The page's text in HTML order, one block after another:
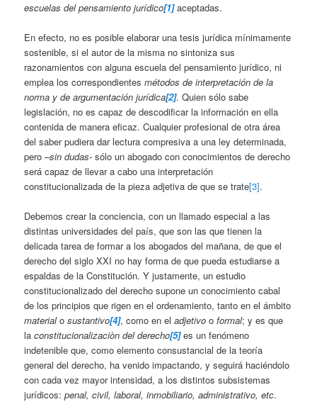
escuelas del pensamiento jurídico[1]aceptadas.
En efecto, no es posible elaborar una tesis jurídica mínimamente
sostenible, si el autor de la misma no sintoniza sus
razonamientos con alguna escuela del pensamiento jurídico, ni
emplea los correspondientesmétodos de interpretación de la
norma y de argumentación jurídica[2]. Quien sólo sabe
legislación, no es capaz de descodificar la información en ella
contenida de manera eficaz. Cualquier profesional de otra área
del saber pudiera dar lectura compresiva a una ley determinada,
pero–sin dudas- sólo un abogado con conocimientos de derecho
será capaz de llevar a cabo una interpretación
constitucionalizada de la pieza adjetiva de que se trate[3].
Debemos crear la conciencia, con un llamado especial a las
distintas universidades del país, que son las que tienen la
delicada tarea de formar a los abogados del mañana, de que el
derecho del siglo XXI no hay forma de que pueda estudiarse a
espaldas de la Constitución. Y justamente, un estudio
constitucionalizado del derecho supone un conocimiento cabal
de los principios que rigen en el ordenamiento, tanto en el ámbito
materialo sustantivo[4], como en eladjetivo oformal; y es que
laconstitucionalizaciòn del derecho[5]es un fenómeno
indetenible que, como elemento consustancial de la teoría
general del derecho, ha venido impactando, y seguirá haciéndolo
con cada vez mayor intensidad, a los distintos subsistemas
jurídicos:penal, civil, laboral, inmobiliario, administrativo, etc.